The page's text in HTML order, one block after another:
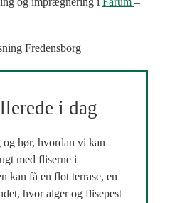
i dag
hør, hvordan vi kan
med fliserne i
kan få en flot terrase, en
hvor alger og flisepest